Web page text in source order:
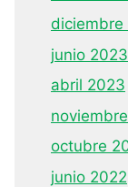
diciembre
junio 2023
abril 2023
octubre
junio 2022